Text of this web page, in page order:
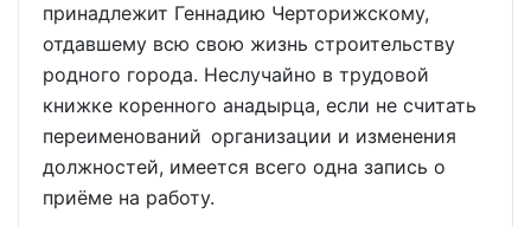
принадлежит Геннадию Черторижскому,
отдавшему всю свою жизнь строительству
родного города. Неслучайно в трудовой
книжке коренного анадырца, если не считать
переименований организации и изменения
должностей, имеется всего одна запись о
приёме на работу.